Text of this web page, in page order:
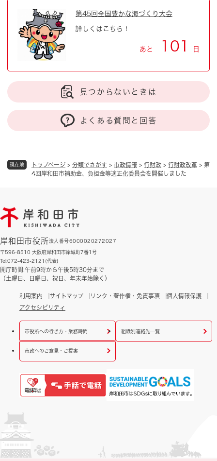
現在地 トップページ > 分類でさがす > 市政情報 > 行財政 > 行財政改革 > 第
4回岸和田市補助金、負担金等適正化委員会を開催しました
第45回全国豊かな海づくり大会
詳しくはこちら！
あと 101 日
見つからないときは
よくある質問と回答
岸和田市役所法人番号6000020272027
〒596-8510 大阪府岸和田市岸城町7番1号
Tel:072-423-2121(代表)
開庁時間:午前9時から午後5時30分まで
（土曜日、日曜日、祝日、年末年始除く）
利用案内 サイトマップ リンク・著作権・免責事項
個人情報保護
アクセシビリティ
市役所への行き方・業務時間 組織別連絡先一覧
市政へのご意見・ご提案